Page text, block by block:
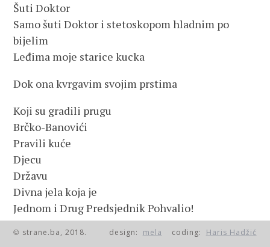
Šuti Doktor
Samo šuti Doktor i stetoskopom hladnim po
bijelim
Leđima moje starice kucka
Dok ona kvrgavim svojim prstima
Koji su gradili prugu
Brčko-Banovići
Pravili kuće
Djecu
Državu
Divna jela koja je
Jednom i Drug Predsjednik Pohvalio!
Dok ona, dakle, rukama reumatičnim
© strane.ba, 2018. design: mela coding: Haris Hadžić